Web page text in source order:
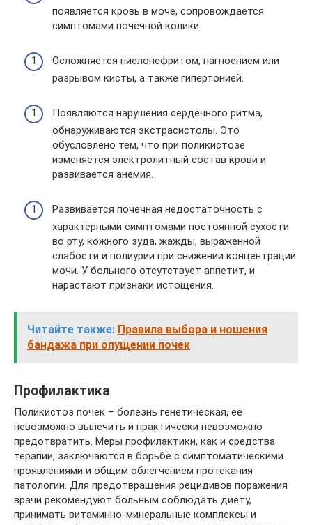
появляется кровь в моче, сопровождается
симптомами почечной колики.
Осложняется пиелонефритом, нагноением или
разрывом кисты, а также гипертонией.
Появляются нарушения сердечного ритма,
обнаруживаются экстрасистолы. Это
обусловлено тем, что при поликистозе
изменяется электролитный состав крови и
развивается анемия.
Развивается почечная недостаточность с
характерными симптомами постоянной сухости
во рту, кожного зуда, жажды, выраженной
слабости и полиурии при снижении концентрации
мочи. У больного отсутствует аппетит, и
нарастают признаки истощения.
Читайте также: Правила выбора и ношения
бандажа при опущении почек
Профилактика
Поликистоз почек – болезнь генетическая, ее
невозможно вылечить и практически невозможно
предотвратить. Меры профилактики, как и средства
терапии, заключаются в борьбе с симптоматическими
проявлениями и общим облегчением протекания
патологии. Для предотвращения рецидивов поражения
врачи рекомендуют больным соблюдать диету,
принимать витаминно-минеральные комплексы и